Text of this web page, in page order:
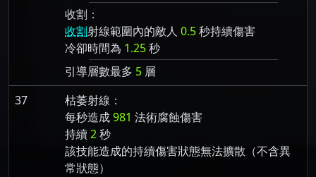
收割：
收割射線範圍內的敵人 0.5秒持續傷害
冷卻時間為 1.25秒
引導層數最多 5 層
37
枯萎射線：
每秒造成981 法術腐蝕傷害
持續2秒
該技能造成的持續傷害狀態無法擴散（不含異
常狀態）